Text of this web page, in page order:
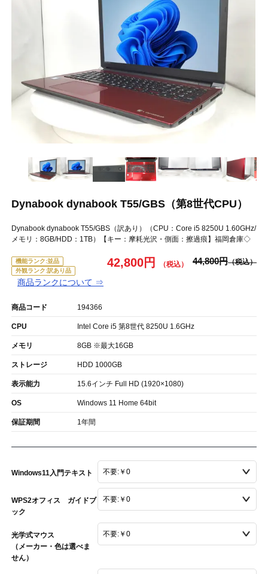
Dynabook dynabook T55/GBS（第8世代CPU）
Dynabook dynabook T55/GBS（訳あり）（CPU：Core i5 8250U 1.60GHz/
メモリ：8GB/HDD：1TB）【キー：摩耗光沢・側面：擦過痕】福岡倉庫◇
機能ランク:並品
外観ランク:訳あり品
商品ランクについて ⇒
42,800円 44,800円
商品コード 194366
CPU Intel Core i5 第8世代 8250U 1.6GHz
メモリ 8GB ※最大16GB
ストレージ HDD 1000GB
表示能力 15.6インチ Full HD (1920×1080)
OS Windows 11 Home 64bit
保証期間 1年間
Windows11入門テキスト
WPS2オフィス ガイドブ
ック
光学式マウス
（メーカー・色は選べま
せん）